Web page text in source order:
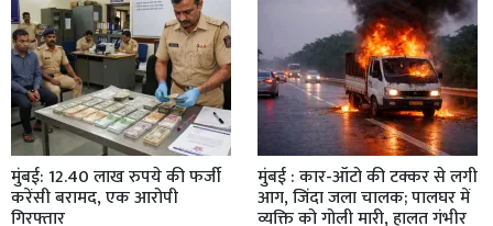
मुंबई: 12.40 लाख रुपये की फर्जी
करेंसी बरामद, एक आरोपी
गिरफ्तार
मुंबई : कार-ऑटो की टक्कर से लगी
आग, जिंदा जला चालक; पालघर में
व्यक्ति को गोली मारी, हालत गंभीर